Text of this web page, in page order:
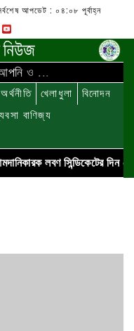
আপডেট : ০৪:০৮ পূর্বাহ্ন
আপনি ও ...
অর্থনীতি খেলাধুলা
বিনোদন
বাণিজ্য
লবণ সিন্ডিকেটের দিন শেষ!